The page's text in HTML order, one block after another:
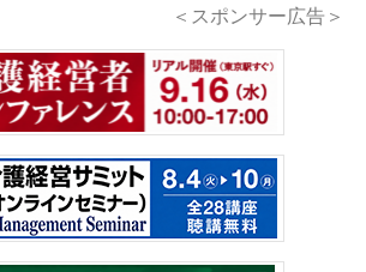
＜スポンサー広告＞